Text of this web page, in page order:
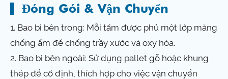
Đóng Gói & Vận Chuyển
1. Bao bì bên trong: Mỗi tấm được phủ một lớp màng
chống ẩm để chống trầy xước và oxy hóa.
2. Bao bì bên ngoài: Sử dụng pallet gỗ hoặc khung
thép để cố định, thích hợp cho việc vận chuyển